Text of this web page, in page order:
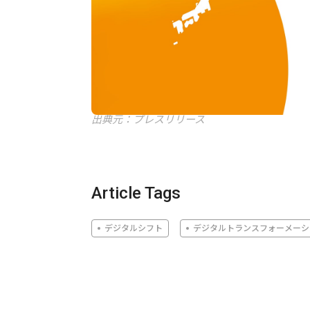
出典元：プレスリリース
Article Tags
デジタルシフト デジタルトランスフォーメー